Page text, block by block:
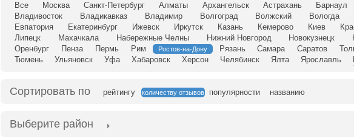
Все Москва Санкт-Петербург Алматы Архангельск Астрахань Барнаул
Владивосток
Владикавказ Владимир Волгоград Волжский Вологда
Евпатория
Екатеринбург Ижевск Иркутск Казань Кемерово Киев
Липецк
Махачкала Набережные Челны Нижний Новгород Новокузнецк
Оренбург
Пенза Пермь Рим Ростов-на-Дону Рязань Самара Саратов
Тюмень
Ульяновск Уфа Хабаровск Херсон Челябинск Ялта Ярославль
Сортировать по рейтингу количеству отзывов популярности названию
Выберите район